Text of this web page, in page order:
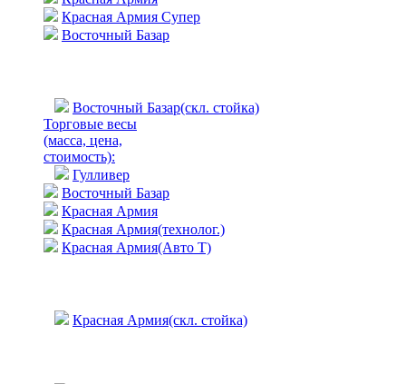
Красная Армия Супер
Восточный Базар
Восточный Базар(скл. стойка)
Торговые весы
(масса, цена,
стоимость):
Гулливер
Восточный Базар
Красная Армия
Красная Армия(технолог.)
Красная Армия(Авто Т)
Красная Армия(скл. стойка)